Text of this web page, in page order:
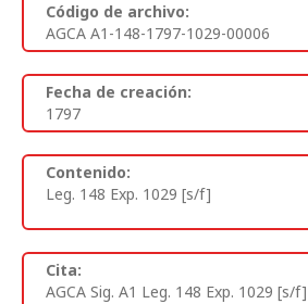
Código de archivo:
AGCA A1-148-1797-1029-00006
Fecha de creación:
1797
Contenido:
Leg. 148 Exp. 1029 [s/f]
Cita:
AGCA Sig. A1 Leg. 148 Exp. 1029 [s/f]